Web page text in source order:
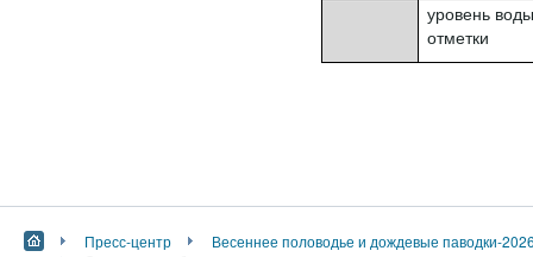
уровень
отметки
Пресс-центр
Весеннее половодье и дождевые паводки-